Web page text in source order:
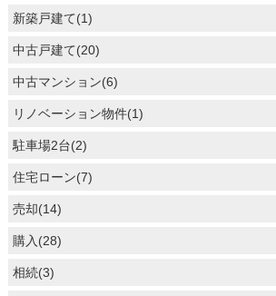
新築戸建て(1)
中古戸建て(20)
中古マンション(6)
リノベーション物件(1)
駐車場2台(2)
住宅ローン(7)
売却(14)
購入(28)
相続(3)